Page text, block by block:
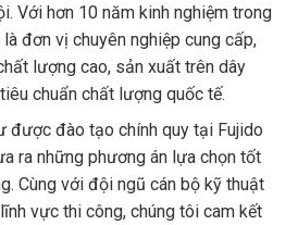
Với hơn 10 năm kinh nghiệm trong
đơn vị chuyên nghiệp cung cấp,
lượng cao, sản xuất trên dây
chuẩn chất lượng quốc tế.
được đào tạo chính quy tại Fujido
ra những phương án lựa chọn tốt
Cùng với đội ngũ cán bộ kỹ thuật
vực thi công, chúng tôi cam kết